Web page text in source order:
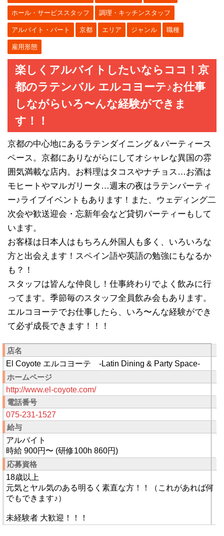
ホール・サービススタッフ 調理・キッチンスタッフ
アルバイト・パート 京都 エリア ジャンル 職種
雇用形態
楽しくアルバイトしたいならココ！京
都のラテンバル エルコヨーテ♪お仕事
しながらいろ〜んな経験ができま
す！！
京都の中心地にあるラテンダイニング＆パーティース
ペース。京都にありながらにしてオシャレな異国の雰
囲気満載な店内。お料理はタコスやナチョス…お酒は
モヒートやマルガリータ…週末の夜はラテンパーティ
ー♪ライブイベントもあります！また、ウェディング二
次会や歓送迎会・忘新年会など貸切パーティーもして
います。
お客様は日本人はもちろん外国人も多く、いろいろな
方と出会えます！スペイン語や英語の勉強にもなるか
も？！
スタッフは皆んな仲良し！仕事終わりでよく飲みに行
ってます。季節毎のスタッフ全員飲み会もあります。
エルコヨーテでお仕事したら、いろ〜んな経験ができ
て必ず成長できます！！！
店名
El Coyote エルコヨーテ -Latin Dining & Party Space-
ホームページ
http://www.el-coyote.com/
電話番号
075-231-1527
給与
アルバイト
時給 900円〜 (研修100h 860円)
応募資格
18歳以上
元気とヤル気のある明るく素直な方！！（これがあれば何
でもできます♪）
未経験者 大歓迎！！！